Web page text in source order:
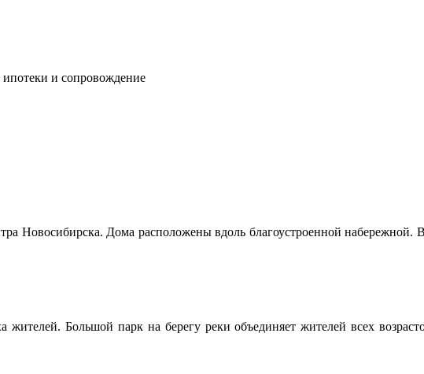
и сопровождение
Новосибирска. Дома расположены вдоль благоустроенной набережной.
Большой парк на берегу реки объединяет жителей всех